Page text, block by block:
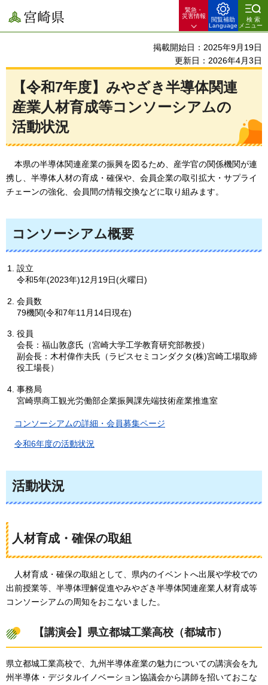
宮崎県
緊急・
災害情報
閲覧補助
Language
検索
メニュー
掲載開始日：2025年9月19日
更新日：2026年4月3日
【令和7年度】みやざき半導体関連
産業人材育成等コンソーシアムの
活動状況
本県の半導体関連産業の振興を図るため、産学官の関係機関が連
携し、半導体人材の育成・確保や、会員企業の取引拡大・サプライ
チェーンの強化、会員間の情報交換などに取り組みます。
コンソーシアム概要
設立
令和5年(2023年)12月19日(火曜日)
会員数
79機関(令和7年11月14日現在)
役員
会長：福山敦彦氏（宮崎大学工学教育研究部教授）
副会長：木村偉作夫氏（ラピスセミコンダクタ(株)宮崎工場取締
役工場長）
事務局
宮崎県商工観光労働部企業振興課先端技術産業推進室
コンソーシアムの詳細・会員募集ページ
令和6年度の活動状況
活動状況
人材育成・確保の取組
人材育成・確保の取組として、県内のイベントへ出展や学校での
出前授業等、半導体理解促進やみやざき半導体関連産業人材育成等
コンソーシアムの周知をおこないました。
【講演会】県立都城工業高校（都城市）
県立都城工業高校で、九州半導体産業の魅力についての講演会を九
州半導体・デジタルイノベーション協議会から講師を招いておこな